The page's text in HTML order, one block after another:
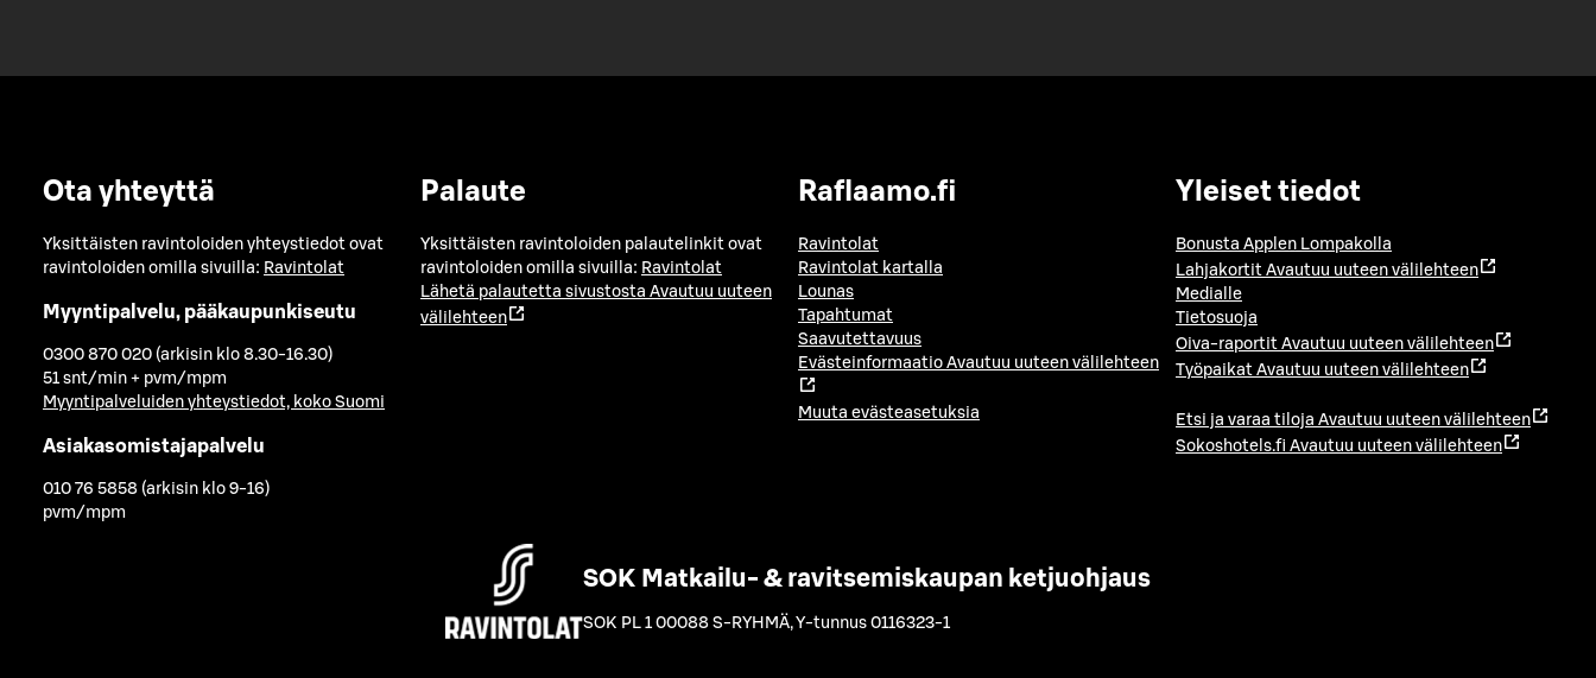
Ota yhteyttä
Yksittäisten ravintoloiden yhteystiedot ovat
ravintoloiden omilla sivuilla: Ravintolat
Myyntipalvelu, pääkaupunkiseutu
0300 870 020 (arkisin klo 8.30-16.30)
51 snt/min + pvm/mpm
Myyntipalveluiden yhteystiedot, koko Suomi
Asiakasomistajapalvelu
010 76 5858 (arkisin klo 9-16)
pvm/mpm
Palaute
Yksittäisten ravintoloiden palautelinkit ovat
ravintoloiden omilla sivuilla: Ravintolat
Lähetä palautetta sivustosta Avautuu uuteen
välilehteen
Raflaamo.fi
Ravintolat
Ravintolat kartalla
Lounas
Tapahtumat
Saavutettavuus
Evästeinformaatio Avautuu uuteen välilehteen
Muuta evästeasetuksia
Yleiset tiedot
Bonusta Applen Lompakolla
Lahjakortit Avautuu uuteen välilehteen
Medialle
Tietosuoja
Oiva-raportit Avautuu uuteen välilehteen
Työpaikat Avautuu uuteen välilehteen
Etsi ja varaa tiloja Avautuu uuteen välilehteen
Sokoshotels.fi Avautuu uuteen välilehteen
SOK Matkailu- & ravitsemiskaupan ketjuohjaus
SOK PL 1 00088 S-RYHMÄ,Y-tunnus 0116323-1